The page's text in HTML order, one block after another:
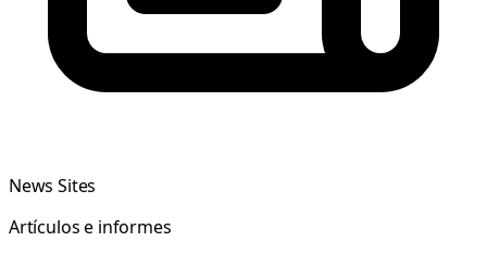
News Sites
Artículos e informes